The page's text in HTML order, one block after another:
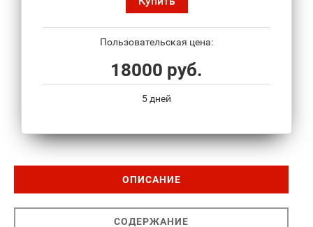
Пользовательская цена:
18000 руб.
5 дней
ОПИСАНИЕ
СОДЕРЖАНИЕ